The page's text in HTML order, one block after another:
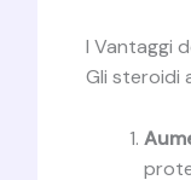
I Vantaggi
Gli steroidi